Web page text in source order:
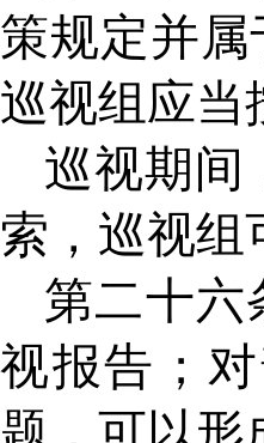
策规定并
巡视组应当
巡视期间
索，巡视组
第二十六
视报告；